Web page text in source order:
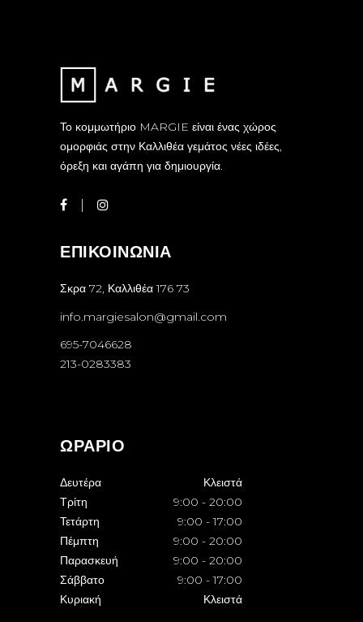
Το κομμωτήριο MARGIE είναι ένας χώρος
ομορφιάς στην Καλλιθέα γεμάτος νέες ιδέες,
όρεξη και αγάπη για δημιουργία.
ΕΠΙΚΟΙΝΩΝΙΑ
Σκρα 72, Καλλιθέα 176 73
info.margiesalon@gmail.com
695-7046628
213-0283383
ΩΡΑΡΙΟ
Δευτέρα
Κλειστά
Τρίτη
9:00 - 20:00
Τετάρτη
9:00 - 17:00
Πέμπτη
9:00 - 20:00
Παρασκευή
9:00 - 20:00
Σάββατο
9:00 - 17:00
Κυριακή
Κλειστά